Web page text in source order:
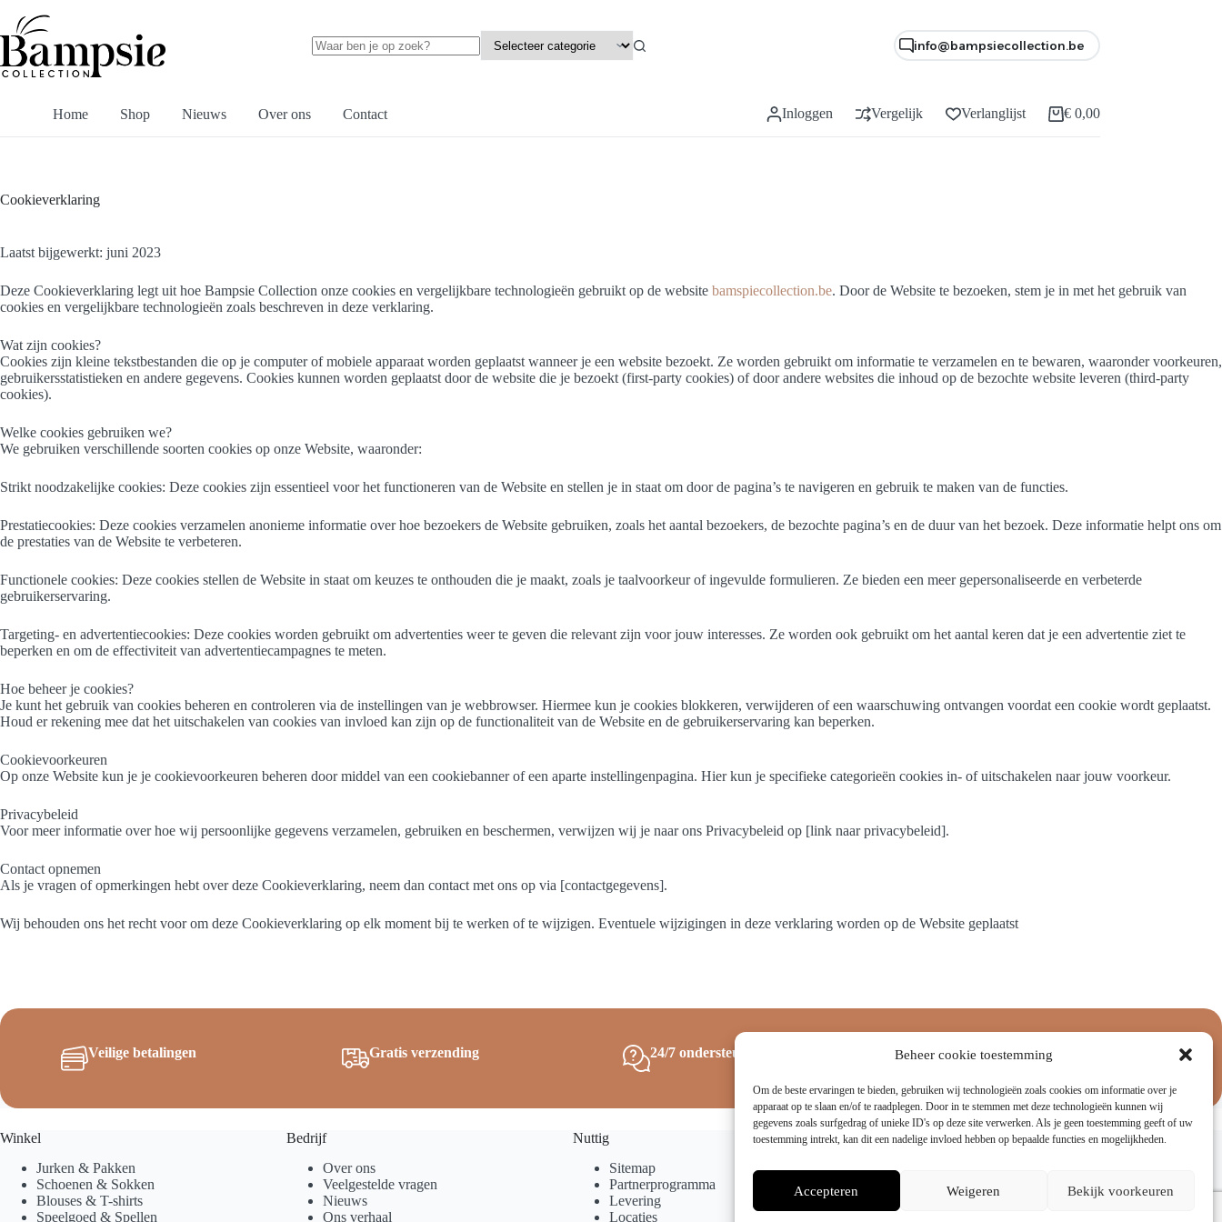
Beheer cookie toestemming
Om de beste ervaringen te bieden, gebruiken wij technologieën zoals cookies om informatie over je
apparaat op te slaan en/of te raadplegen. Door in te stemmen met deze technologieën kunnen wij
gegevens zoals surfgedrag of unieke ID's op deze site verwerken. Als je geen toestemming geeft of uw
toestemming intrekt, kan dit een nadelige invloed hebben op bepaalde functies en mogelijkheden.
Accepteren Weigeren Bekijk voorkeuren
naar
de
inhoud
info@bampsiecollection.be
Home Shop Nieuws Over ons Contact Inloggen Vergelijk Verlanglijst Winkelwagen
€0,00
Cookieverklaring
Laatst bijgewerkt: juni 2023
Deze Cookieverklaring legt uit hoe Bampsie Collection onze cookies en vergelijkbare technologieën gebruikt op de website bamspiecollection.be. Door de Website te bezoeken, stem je in met het gebruik van
cookies en vergelijkbare technologieën zoals beschreven in deze verklaring.
Wat zijn cookies?
Cookies zijn kleine tekstbestanden die op je computer of mobiele apparaat worden geplaatst wanneer je een website bezoekt. Ze worden gebruikt om informatie te verzamelen en te bewaren, waaronder voorkeuren,
gebruikersstatistieken en andere gegevens. Cookies kunnen worden geplaatst door de website die je bezoekt (first-party cookies) of door andere websites die inhoud op de bezochte website leveren (third-party
cookies).
Welke cookies gebruiken we?
We gebruiken verschillende soorten cookies op onze Website, waaronder:
Strikt noodzakelijke cookies: Deze cookies zijn essentieel voor het functioneren van de Website en stellen je in staat om door de pagina’s te navigeren en gebruik te maken van de functies.
Prestatiecookies: Deze cookies verzamelen anonieme informatie over hoe bezoekers de Website gebruiken, zoals het aantal bezoekers, de bezochte pagina’s en de duur van het bezoek. Deze informatie helpt ons om
de prestaties van de Website te verbeteren.
Functionele cookies: Deze cookies stellen de Website in staat om keuzes te onthouden die je maakt, zoals je taalvoorkeur of ingevulde formulieren. Ze bieden een meer gepersonaliseerde en verbeterde
gebruikerservaring.
Targeting- en advertentiecookies: Deze cookies worden gebruikt om advertenties weer te geven die relevant zijn voor jouw interesses. Ze worden ook gebruikt om het aantal keren dat je een advertentie ziet te
beperken en om de effectiviteit van advertentiecampagnes te meten.
Hoe beheer je cookies?
Je kunt het gebruik van cookies beheren en controleren via de instellingen van je webbrowser. Hiermee kun je cookies blokkeren, verwijderen of een waarschuwing ontvangen voordat een cookie wordt geplaatst.
Houd er rekening mee dat het uitschakelen van cookies van invloed kan zijn op de functionaliteit van de Website en de gebruikerservaring kan beperken.
Cookievoorkeuren
Op onze Website kun je je cookievoorkeuren beheren door middel van een cookiebanner of een aparte instellingenpagina. Hier kun je specifieke categorieën cookies in- of uitschakelen naar jouw voorkeur.
Privacybeleid
Voor meer informatie over hoe wij persoonlijke gegevens verzamelen, gebruiken en beschermen, verwijzen wij je naar ons Privacybeleid op [link naar privacybeleid].
Contact opnemen
Als je vragen of opmerkingen hebt over deze Cookieverklaring, neem dan contact met ons op via [contactgegevens].
Wij behouden ons het recht voor om deze Cookieverklaring op elk moment bij te werken of te wijzigen. Eventuele wijzigingen in deze verklaring worden op de Website geplaatst
Veilige betalingen Gratis verzending 24/7 ondersteuning Aanbiedingen
Winkel
Jurken & Pakken
Schoenen & Sokken
Blouses & T-shirts
Speelgoed & Spellen
Bedrijf
Over ons
Veelgestelde vragen
Nieuws
Ons verhaal
Nuttig
Sitemap
Partnerprogramma
Levering
Locaties
Juridisch
Verzendbeleid
Retourneren & Ruilen
Gebruiksvoorwaarden